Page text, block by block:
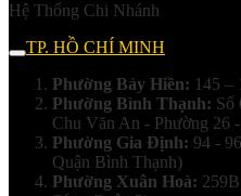
Hệ Thống Chi Nhánh
TP. HỒ CHÍ MINH
Phường Bảy Hiền: 145 –
Phường Bình Thạnh: Số
Chu Văn An - Phường 26
Phường Gia Định: 94 -
Quận Bình Thạnh)
Phường Xuân Hoà: